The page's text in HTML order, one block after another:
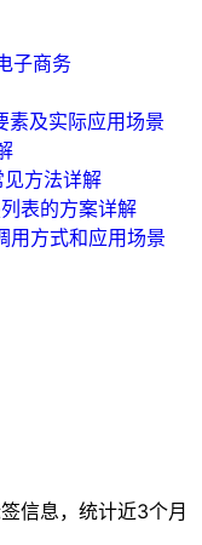
子商务
及实际应用场景
方法详解
表的方案详解
用方式和应用场景
信息，统计近3个月